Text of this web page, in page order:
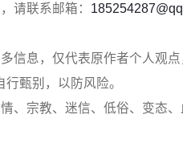
请联系邮箱：
信息，仅代表原作者个人观
甄别，以防风险。
、宗教、迷信、低俗、变态